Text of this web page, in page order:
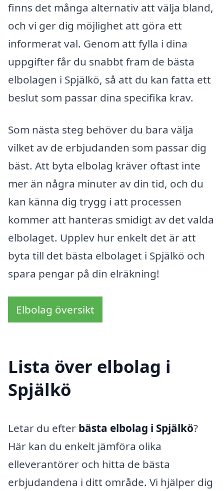
finns det många alternativ att välja bland,
och vi ger dig möjlighet att göra ett
informerat val. Genom att fylla i dina
uppgifter får du snabbt fram de bästa
elbolagen i Spjälkö, så att du kan fatta ett
beslut som passar dina specifika krav.
Som nästa steg behöver du bara välja
vilket av de erbjudanden som passar dig
bäst. Att byta elbolag kräver oftast inte
mer än några minuter av din tid, och du
kan känna dig trygg i att processen
kommer att hanteras smidigt av det valda
elbolaget. Upplev hur enkelt det är att
byta till det bästa elbolaget i Spjälkö och
spara pengar på din elräkning!
Elbolag översikt
Lista över elbolag i
Spjälkö
Letar du efter bästa elbolag i Spjälkö?
Här kan du enkelt jämföra olika
elleverantörer och hitta de bästa
erbjudandena i ditt område. Vi hjälper dig